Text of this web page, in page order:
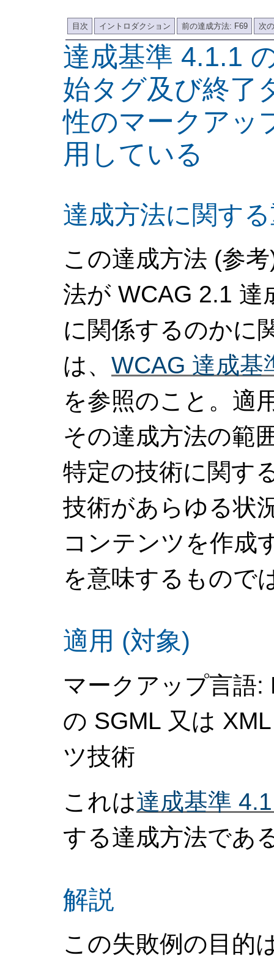
目次 イントロダクション 前の達成方法: F69 次
達成基準 4.1.1
始タグ及び終了
性のマークアッ
用している
達成方法に関す
この達成方法 (参
法が WCAG 2.1 達
に関係するのかに
は、 WCAG 達成基
を参照のこと。適
その達成方法の範
特定の技術に関す
技術があらゆる状
コンテンツを作成
を意味するもので
適用 (対象)
マークアップ言語:
の SGML 又は
ツ技術
これは達成基準
する達成方法であ
解説
この失敗例の目的